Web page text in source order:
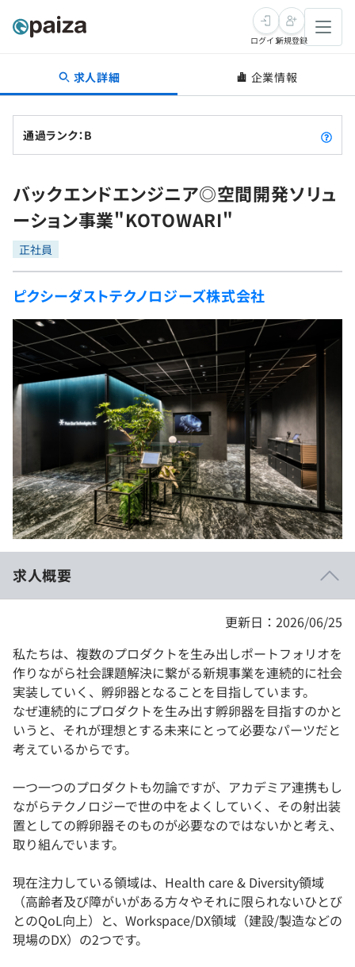
転職・キャリア
転職成功ガイド
転職エージェント
インタビュー
転職成功ガイド
新卒就活
求人検索
本選考
インターン
新卒エージェント
イベント・セミナー
学習
問題集
ナレッジ
リファレンス
個人向けプラン
法人向けプラン
契約内容・クーポン
プログラミング言語
評価結果一覧
再チャレンジ結果一覧
ゲーム・マンガ
Tech Team Journal
paiza times
paizaとは？
ログイン新規登録
求人詳細 企業情報
通過ランク：B
バックエンドエンジニア◎空間開発ソリュ
ーション事業"KOTOWARI"
正社員
ピクシーダストテクノロジーズ株式会社
求人概要
更新日：2026/06/25
私たちは、複数のプロダクトを生み出しポートフォリオを
作りながら社会課題解決に繋がる新規事業を連続的に社会
実装していく、孵卵器となることを目指しています。
なぜ連続的にプロダクトを生み出す孵卵器を目指すのかと
いうと、それが理想とする未来にとって必要なパーツだと
考えているからです。
一つ一つのプロダクトも勿論ですが、アカデミア連携もし
ながらテクノロジーで世の中をよくしていく、その射出装
置としての孵卵器そのものが必要なのではないかと考え、
取り組んでいます。
現在注力している領域は、Health care & Diversity領域
（高齢者及び障がいがある方々やそれに限られないひとび
とのQoL向上）と、Workspace/DX領域（建設/製造などの
現場のDX）の2つです。